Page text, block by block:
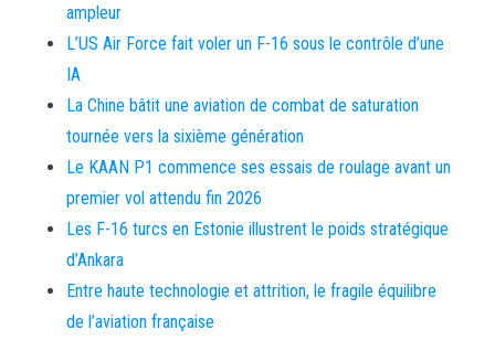
ampleur
L’US Air Force fait voler un F-16 sous le contrôle d’une
IA
La Chine bâtit une aviation de combat de saturation
tournée vers la sixième génération
Le KAAN P1 commence ses essais de roulage avant un
premier vol attendu fin 2026
Les F-16 turcs en Estonie illustrent le poids stratégique
d’Ankara
Entre haute technologie et attrition, le fragile équilibre
de l’aviation française